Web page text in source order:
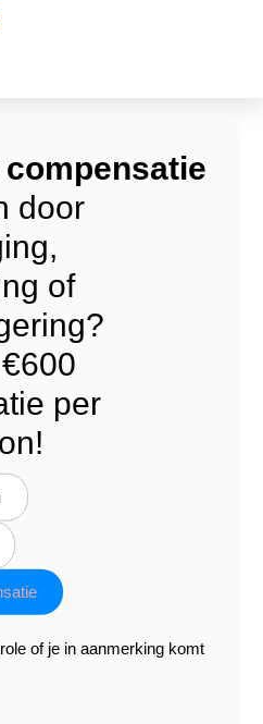
door
of
per
of je in aanmerking komt